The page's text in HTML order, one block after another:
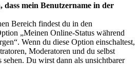
mein Benutzername in der
Bereich findest du in den
„Meinen Online-Status während
Wenn du diese Option einschaltest,
Moderatoren und du selbst
sehen. Du wirst dann als unsichtbarer